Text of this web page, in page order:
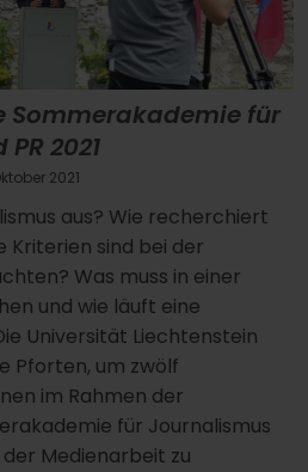
Sommerakademie für
2021
2021
aus? Wie recherchiert
Kriterien sind bei der
Was muss in einer
und wie läuft eine
Universität Liechtenstein
Pforten, um zwölf
im Rahmen der
für Journalismus
Medienarbeit zu